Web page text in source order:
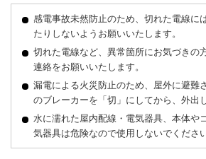
感電事故未然防止のため、切れた電線に
たりしないようお願いいたします。
切れた電線など、異常箇所にお気づきの
連絡をお願いいたします。
漏電による火災防止のため、屋外に避難
のブレーカーを「切」にしてから、外出
水に濡れた屋内配線・電気器具、本体や
気器具は危険なので使用しないでください